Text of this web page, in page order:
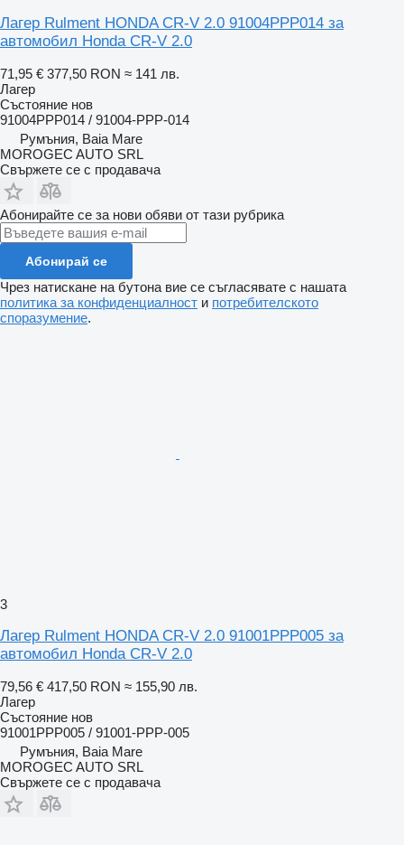
Лагер Rulment HONDA CR-V 2.0 91004PPP014 за
автомобил Honda CR-V 2.0
71,95 € 377,50 RON ≈ 141 лв.
Лагер
Състояние нов
91004PPP014 / 91004-PPP-014
Румъния, Baia Mare
MOROGEC AUTO SRL
Свържете се с продавача
Абонирайте се за нови обяви от тази рубрика
Абонирай се
Чрез натискане на бутона вие се съгласявате с нашата
политика за конфиденциалност и потребителското
споразумение.
3
Лагер Rulment HONDA CR-V 2.0 91001PPP005 за
автомобил Honda CR-V 2.0
79,56 € 417,50 RON ≈ 155,90 лв.
Лагер
Състояние нов
91001PPP005 / 91001-PPP-005
Румъния, Baia Mare
MOROGEC AUTO SRL
Свържете се с продавача